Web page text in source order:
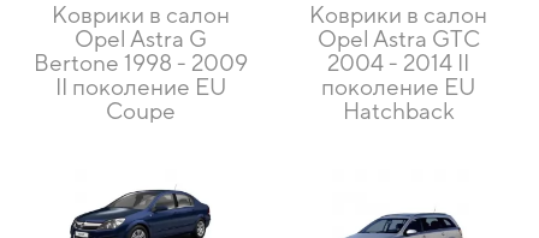
Коврики в салон
Opel Astra G
Bertone 1998 - 2009
II поколение EU
Coupe
Коврики в салон
Opel Astra GTC
2004 - 2014 II
поколение EU
Hatchback